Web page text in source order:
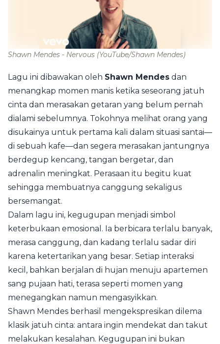
Shawn Mendes - Nervous (YouTube/Shawn Mendes)
Lagu ini dibawakan oleh Shawn Mendes dan
menangkap momen manis ketika seseorang jatuh
cinta dan merasakan getaran yang belum pernah
dialami sebelumnya. Tokohnya melihat orang yang
disukainya untuk pertama kali dalam situasi santai—
di sebuah kafe—dan segera merasakan jantungnya
berdegup kencang, tangan bergetar, dan
adrenalin meningkat. Perasaan itu begitu kuat
sehingga membuatnya canggung sekaligus
bersemangat.
Dalam lagu ini, kegugupan menjadi simbol
keterbukaan emosional. Ia berbicara terlalu banyak,
merasa canggung, dan kadang terlalu sadar diri
karena ketertarikan yang besar. Setiap interaksi
kecil, bahkan berjalan di hujan menuju apartemen
sang pujaan hati, terasa seperti momen yang
menegangkan namun mengasyikkan.
Shawn Mendes berhasil mengekspresikan dilema
klasik jatuh cinta: antara ingin mendekat dan takut
melakukan kesalahan. Kegugupan ini bukan